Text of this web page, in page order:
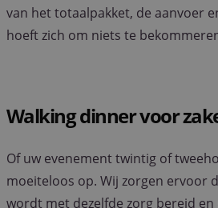
van het totaalpakket, de aanvoer
hoeft zich om niets te
Walking dinner voor
Of uw evenement twintig of
moeiteloos op. Wij zorgen ervoor
wordt met dezelfde zorg bereid
_clck
_clsk